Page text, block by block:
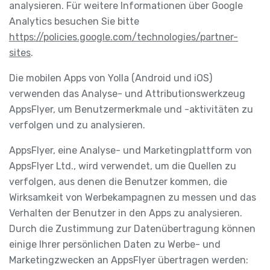
analysieren. Für weitere Informationen über Google
Analytics besuchen Sie bitte
https://policies.google.com/technologies/partner-
sites.
Die mobilen Apps von Yolla (Android und iOS)
verwenden das Analyse- und Attributionswerkzeug
AppsFlyer, um Benutzermerkmale und -aktivitäten zu
verfolgen und zu analysieren.
AppsFlyer, eine Analyse- und Marketingplattform von
AppsFlyer Ltd., wird verwendet, um die Quellen zu
verfolgen, aus denen die Benutzer kommen, die
Wirksamkeit von Werbekampagnen zu messen und das
Verhalten der Benutzer in den Apps zu analysieren.
Durch die Zustimmung zur Datenübertragung können
einige Ihrer persönlichen Daten zu Werbe- und
Marketingzwecken an AppsFlyer übertragen werden: